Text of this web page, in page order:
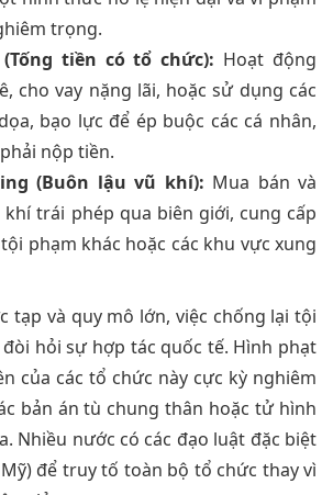
trọng.
(Tống tiền có tổ chức): Hoạt động
cho vay nặng lãi, hoặc sử dụng các
bạo lực để ép buộc các cá nhân,
nộp tiền.
(Buôn lậu vũ khí): Mua bán và
khí trái phép qua biên giới, cung cấp
phạm khác hoặc các khu vực xung
tạp và quy mô lớn, việc chống lại tội
hỏi sự hợp tác quốc tế. Hình phạt
của các tổ chức này cực kỳ nghiêm
bản án tù chung thân hoặc tử hình
Nhiều nước có các đạo luật đặc biệt
để truy tố toàn bộ tổ chức thay vì